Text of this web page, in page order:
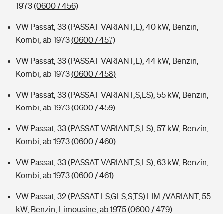
1973(0600 / 456)
VW Passat, 33 (PASSAT VARIANT,L), 40 kW, Benzin,
Kombi, ab 1973(0600 / 457)
VW Passat, 33 (PASSAT VARIANT,L), 44 kW, Benzin,
Kombi, ab 1973(0600 / 458)
VW Passat, 33 (PASSAT VARIANT,S,LS), 55 kW, Benzin,
Kombi, ab 1973(0600 / 459)
VW Passat, 33 (PASSAT VARIANT,S,LS), 57 kW, Benzin,
Kombi, ab 1973(0600 / 460)
VW Passat, 33 (PASSAT VARIANT,S,LS), 63 kW, Benzin,
Kombi, ab 1973(0600 / 461)
VW Passat, 32 (PASSAT LS,GLS,S,TS) LIM./VARIANT, 55
kW, Benzin, Limousine, ab 1975(0600 / 479)